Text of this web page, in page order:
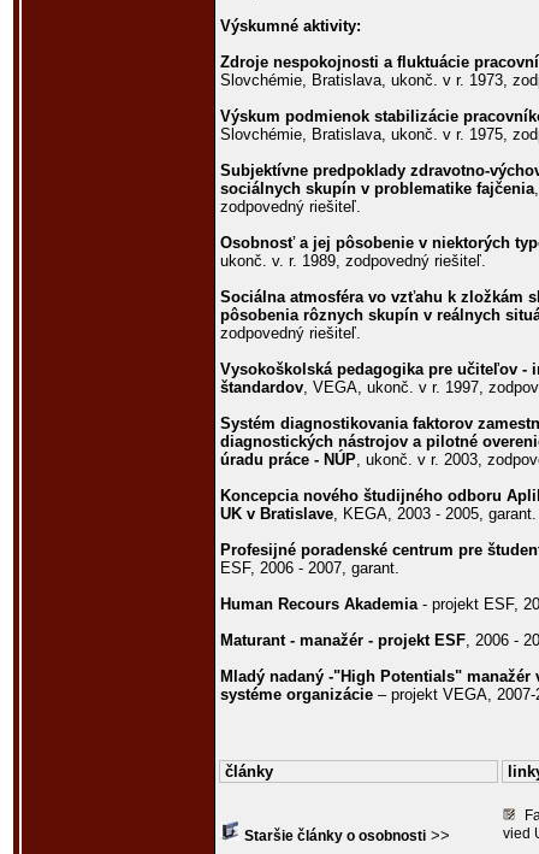
Výskumné aktivity:
Zdroje nespokojnosti a fluktuácie
Slovchémie, Bratislava, ukonč. v r. 1973,
Výskum podmienok stabilizácie
Slovchémie, Bratislava, ukonč. v r. 1975,
Subjektívne predpoklady zdravotno-
sociálnych skupín v problematike fajčenia
zodpovedný riešiteľ.
Osobnosť a jej pôsobenie v niektorých
ukonč. v. r. 1989, zodpovedný riešiteľ.
Sociálna atmosféra vo vzťahu k zložkám
pôsobenia rôznych skupín v reálnych
zodpovedný riešiteľ.
Vysokoškolská pedagogika pre učiteľov -
štandardov, VEGA, ukonč. v r. 1997,
Systém diagnostikovania faktorov
diagnostických nástrojov a pilotné
úradu práce - NÚP, ukonč. v r. 2003,
Koncepcia nového študijného odboru
UK v Bratislave, KEGA, 2003 - 2005, garant.
Profesijné poradenské centrum pre
ESF, 2006 - 2007, garant.
Human Recours Akademia- projekt ESF,
Maturant - manažér - projekt ESF, 2006 -
Mladý nadaný -"High Potentials"
systéme organizácie – projekt VEGA,
články
Staršie články o osobnosti >>
vied